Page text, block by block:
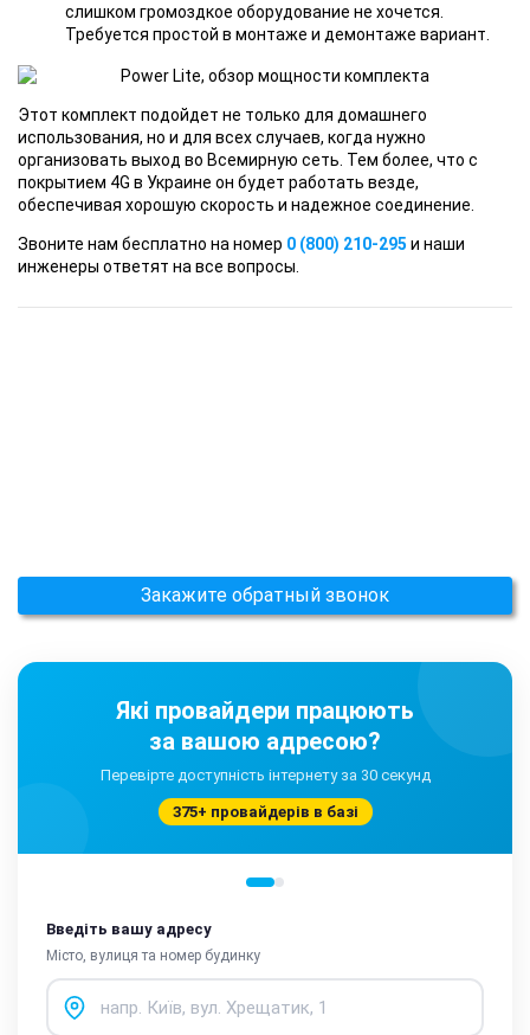
слишком громоздкое оборудование не хочется.
Требуется простой в монтаже и демонтаже вариант.
Этот комплект подойдет не только для домашнего
использования, но и для всех случаев, когда нужно
организовать выход во Всемирную сеть. Тем более, что с
покрытием 4G в Украине он будет работать везде,
обеспечивая хорошую скорость и надежное соединение.
Звоните нам бесплатно на номер 0 (800) 210-295 и наши
инженеры ответят на все вопросы.
Закажите обратный звонок
Які провайдери працюють
за вашою адресою?
Перевірте доступність інтернету за 30 секунд
375+ провайдерів в базі
Введіть вашу адресу
Місто, вулиця та номер будинку